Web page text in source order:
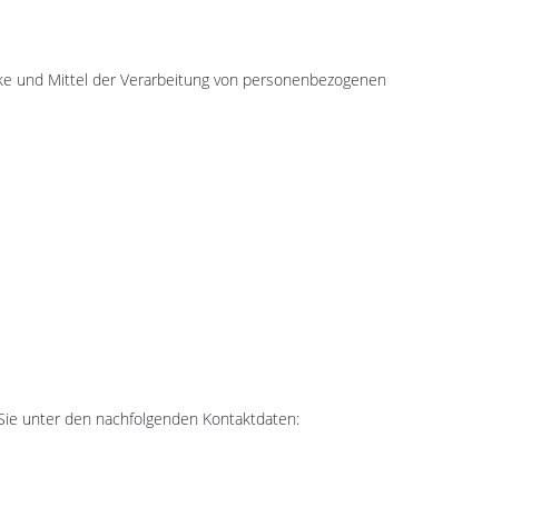
und Mittel der Verarbeitung von personenbezogenen
unter den nachfolgenden Kontaktdaten: